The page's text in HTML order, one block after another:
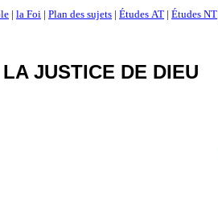
| la Foi | Plan des sujets | Études AT | Études NT
LA JUSTICE DE DIEU